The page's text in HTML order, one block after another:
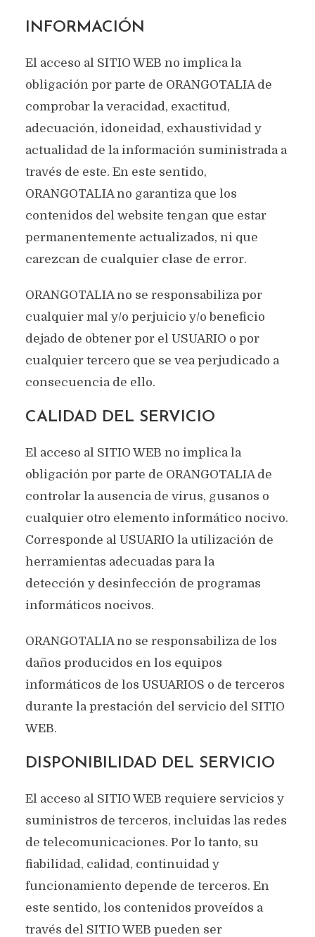
INFORMACIÓN
El acceso al SITIO WEB no implica la
obligación por parte de ORANGOTALIA de
comprobar la veracidad, exactitud,
adecuación, idoneidad, exhaustividad y
actualidad de la información suministrada a
través de este. En este sentido,
ORANGOTALIA no garantiza que los
contenidos del website tengan que estar
permanentemente actualizados, ni que
carezcan de cualquier clase de error.
ORANGOTALIA no se responsabiliza por
cualquier mal y/o perjuicio y/o beneficio
dejado de obtener por el USUARIO o por
cualquier tercero que se vea perjudicado a
consecuencia de ello.
CALIDAD DEL SERVICIO
El acceso al SITIO WEB no implica la
obligación por parte de ORANGOTALIA de
controlar la ausencia de virus, gusanos o
cualquier otro elemento informático nocivo.
Corresponde al USUARIO la utilización de
herramientas adecuadas para la
detección y desinfección de programas
informáticos nocivos.
ORANGOTALIA no se responsabiliza de los
daños producidos en los equipos
informáticos de los USUARIOS o de terceros
durante la prestación del servicio del SITIO
WEB.
DISPONIBILIDAD DEL SERVICIO
El acceso al SITIO WEB requiere servicios y
suministros de terceros, incluidas las redes
de telecomunicaciones. Por lo tanto, su
fiabilidad, calidad, continuidad y
funcionamiento depende de terceros. En
este sentido, los contenidos proveídos a
través del SITIO WEB pueden ser